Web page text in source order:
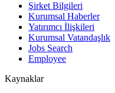
Şirket Bilgileri
Kurumsal Haberler
Yatırımcı İlişkileri
Kurumsal Vatandaşlık
Jobs Search
Employee
Kaynaklar